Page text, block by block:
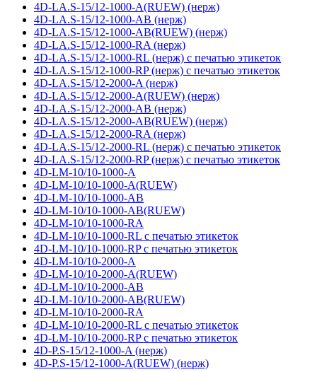
4D-LA.S-15/12-1000-A(RUEW) (нерж)
4D-LA.S-15/12-1000-AB (нерж)
4D-LA.S-15/12-1000-AB(RUEW) (нерж)
4D-LA.S-15/12-1000-RA (нерж)
4D-LA.S-15/12-1000-RL (нерж) с печатью этикеток
4D-LA.S-15/12-1000-RP (нерж) с печатью этикеток
4D-LA.S-15/12-2000-A (нерж)
4D-LA.S-15/12-2000-A(RUEW) (нерж)
4D-LA.S-15/12-2000-AB (нерж)
4D-LA.S-15/12-2000-AB(RUEW) (нерж)
4D-LA.S-15/12-2000-RA (нерж)
4D-LA.S-15/12-2000-RL (нерж) с печатью этикеток
4D-LA.S-15/12-2000-RP (нерж) с печатью этикеток
4D-LM-10/10-1000-A
4D-LM-10/10-1000-A(RUEW)
4D-LM-10/10-1000-AB
4D-LM-10/10-1000-AB(RUEW)
4D-LM-10/10-1000-RA
4D-LM-10/10-1000-RL с печатью этикеток
4D-LM-10/10-1000-RP с печатью этикеток
4D-LM-10/10-2000-A
4D-LM-10/10-2000-A(RUEW)
4D-LM-10/10-2000-AB
4D-LM-10/10-2000-AB(RUEW)
4D-LM-10/10-2000-RA
4D-LM-10/10-2000-RL с печатью этикеток
4D-LM-10/10-2000-RP с печатью этикеток
4D-P.S-15/12-1000-A (нерж)
4D-P.S-15/12-1000-A(RUEW) (нерж)